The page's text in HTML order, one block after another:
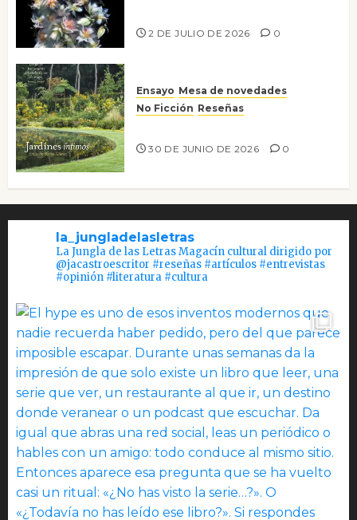
2 DE JULIO DE 2026 0
Ensayo Mesa de novedades
No Ficción Reseñas
30 DE JUNIO DE 2026 0
la_jungladelasletras
La Jungla de las Letras Magacín cultural dirigido por
@jacastroescritor #reseñas #artículos #entrevistas
#opinión #literatura #cultura